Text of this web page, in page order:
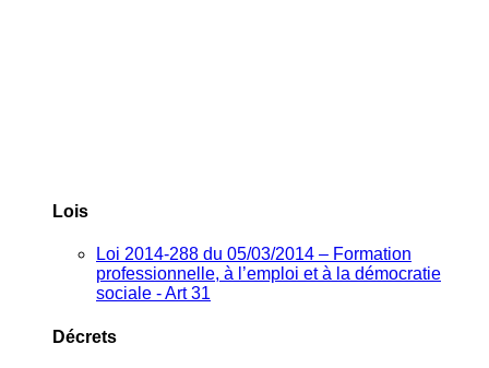
Lois
Loi 2014-288 du 05/03/2014 – Formation
professionnelle, à l’emploi et à la démocratie
sociale - Art 31
Décrets